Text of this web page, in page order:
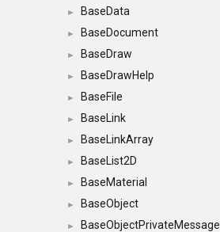
► BaseData
► BaseDocument
► BaseDraw
► BaseDrawHelp
► BaseFile
► BaseLink
► BaseLinkArray
► BaseList2D
► BaseMaterial
► BaseObject
► BaseObjectPrivateMessage